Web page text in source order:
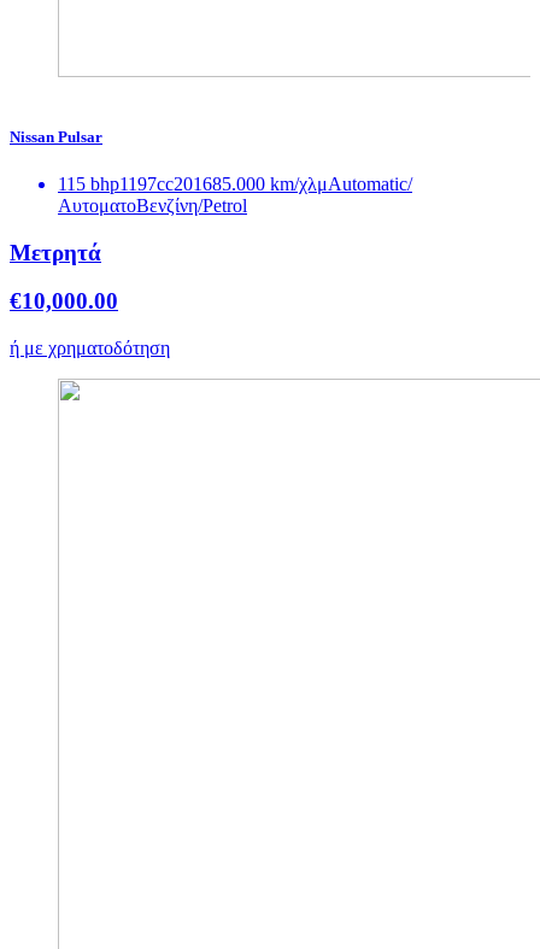
Nissan Pulsar
115 bhp1197cc201685.000 km/χλμAutomatic/
ΑυτοματοΒενζίνη/Petrol
Μετρητά
€10,000.00
ή με χρηματοδότηση